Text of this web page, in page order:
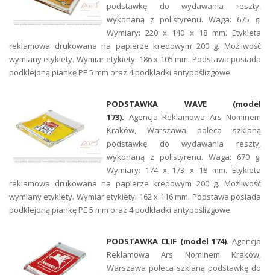
podstawkę do wydawania reszty,
wykonaną z polistyrenu. Waga: 675 g.
Wymiary: 220 x 140 x 18 mm. Etykieta
reklamowa drukowana na papierze kredowym 200 g. Możliwość
wymiany etykiety. Wymiar etykiety: 186 x 105 mm. Podstawa posiada
podklejoną piankę PE 5 mm oraz 4 podkładki antypoślizgowe.
PODSTAWKA WAVE (model
173). Agencja Reklamowa Ars Nominem
Kraków, Warszawa poleca szklaną
podstawkę do wydawania reszty,
wykonaną z polistyrenu. Waga: 670 g.
Wymiary: 174 x 173 x 18 mm. Etykieta
reklamowa drukowana na papierze kredowym 200 g. Możliwość
wymiany etykiety. Wymiar etykiety: 162 x 116 mm. Podstawa posiada
podklejoną piankę PE 5 mm oraz 4 podkładki antypoślizgowe.
PODSTAWKA CLIF (model 174). Agencja
Reklamowa Ars Nominem Kraków,
Warszawa poleca szklaną podstawkę do